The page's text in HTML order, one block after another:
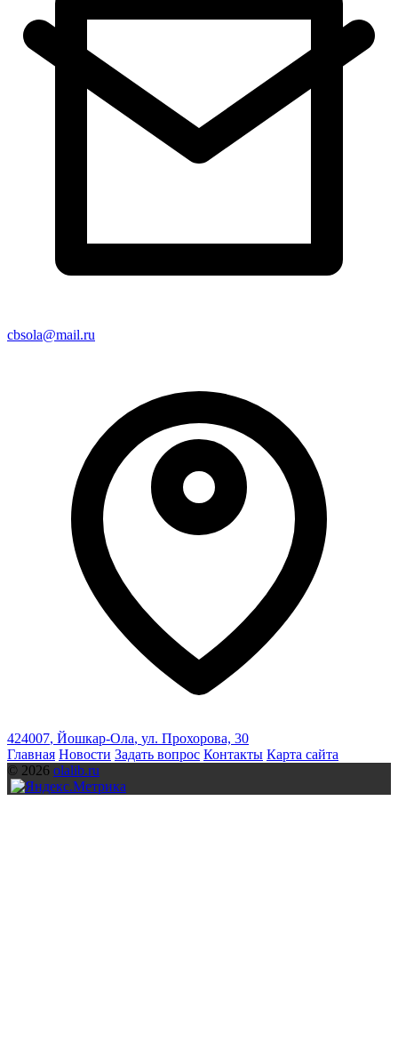
cbsola@mail.ru
424007, Йошкар-Ола, ул. Прохорова, 30
Главная Новости Задать вопрос Контакты Карта сайта
© 2026 olalib.ru